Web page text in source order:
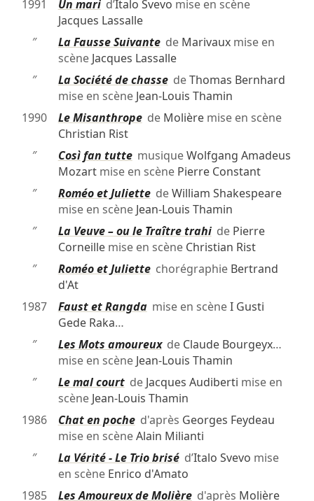
1991
Un marid’Italo Svevo mise en scène
Jacques Lassalle
″
La Fausse Suivantede Marivauxmise en
scène Jacques Lassalle
″
La Société de chassedeThomas Bernhard
mise en scène Jean-Louis Thamin
1990
Le Misanthropede Molièremise en scène
Christian Rist
″
Così fan tuttemusiqueWolfgang Amadeus
Mozartmise en scène Pierre Constant
″
Roméo et JuliettedeWilliam Shakespeare
mise en scène Jean-Louis Thamin
″
La Veuve – ou le Traître trahide Pierre
Corneillemise en scène Christian Rist
″
Roméo et Juliettechorégraphie Bertrand
d'At
1987
Faust et Rangdamise en scèneI Gusti
Gede Raka…
″
Les Mots amoureuxde Claude Bourgeyx…
mise en scène Jean-Louis Thamin
″
Le mal courtde Jacques Audiberti mise en
scène Jean-Louis Thamin
1986
Chat en poched'après Georges Feydeau
mise en scèneAlain Milianti
″
La Vérité - Le Trio briséd’Italo Svevo mise
en scène Enrico d'Amato
1985
Les Amoureux de Molièred'après Molière